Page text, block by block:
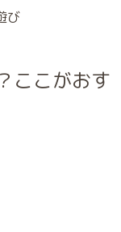
び
ここがおす